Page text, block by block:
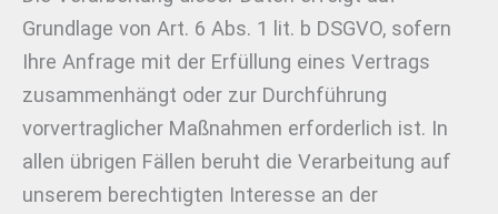
Grundlage von Art. 6 Abs. 1 lit. b DSGVO, sofern
Ihre Anfrage mit der Erfüllung eines Vertrags
zusammenhängt oder zur Durchführung
vorvertraglicher Maßnahmen erforderlich ist. In
allen übrigen Fällen beruht die Verarbeitung auf
unserem berechtigten Interesse an der